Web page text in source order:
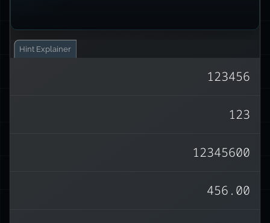
Hint Explainer
123456
123
12345600
456.00
ומפרסת את רצף הספרות הראשוני כמספר
123456 מוחזר.